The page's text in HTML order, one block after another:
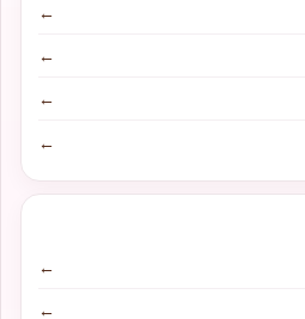
←
←
←
←
←
←